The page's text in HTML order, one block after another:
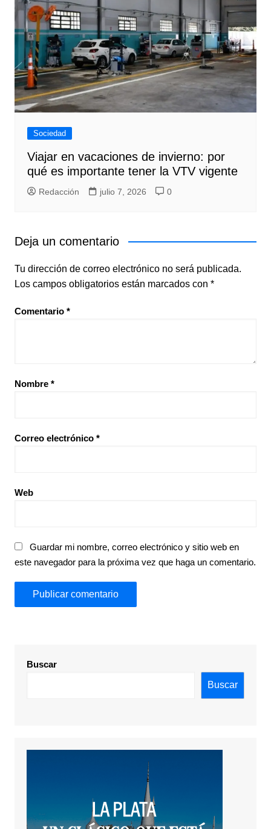
Sociedad
Viajar en vacaciones de invierno: por
qué es importante tener la VTV vigente
Redacción julio 7, 2026 0
Deja un comentario
Tu dirección de correo electrónico no será publicada.
Los campos obligatorios están marcados con *
Comentario *
Nombre *
Correo electrónico *
Web
Guardar mi nombre, correo electrónico y sitio web en
este navegador para la próxima vez que haga un comentario.
Buscar
Buscar